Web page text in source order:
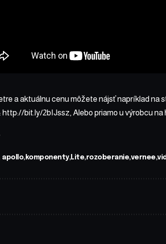
a aktuálnu cenu môžete nájsť napríklad na
http://bit.ly/2bIJssz, Alebo priamo u výrobcu na
apollo komponenty Lite rozoberanie vernee